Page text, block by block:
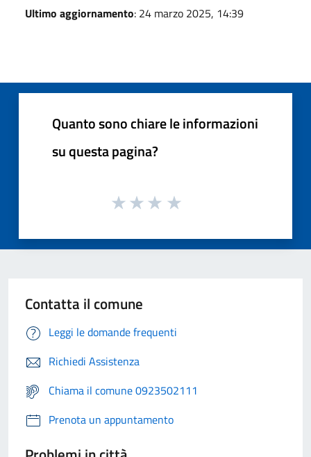
Ultimo aggiornamento: 24 marzo 2025, 14:39
Quanto sono chiare le informazioni
su questa pagina?
Contatta il comune
Leggi le domande frequenti
Richiedi Assistenza
Chiama il comune 0923502111
Prenota un appuntamento